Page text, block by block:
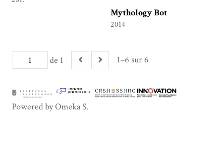
Mythology Bot
2014
de 1 1–6 sur 6
Powered by Omeka S.